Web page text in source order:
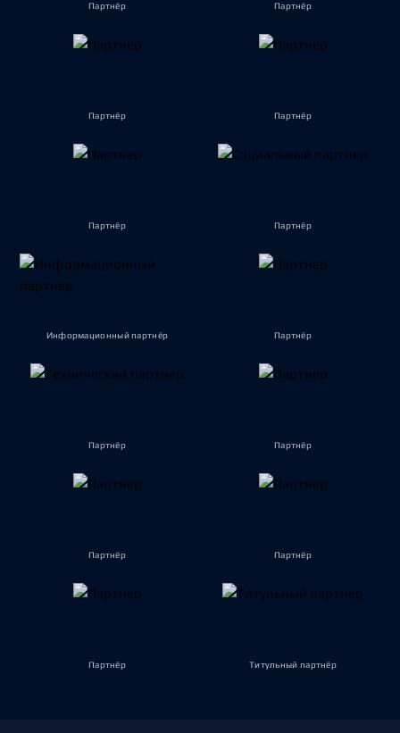
Партнёр Партнёр
Партнёр Партнёр
Партнёр Партнёр
Информационный партнёр Партнёр
Партнёр Партнёр
Партнёр Партнёр
Партнёр Титульный партнёр